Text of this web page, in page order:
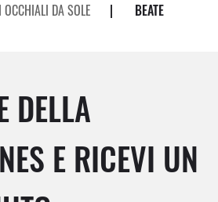
OCCHIALI DA SOLE | BEATE
DELLA
E RICEVI UN